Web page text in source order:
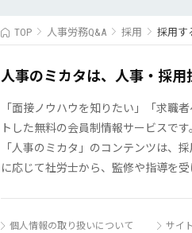
TOP 人事労務Q&A 採用 採用す
人事のミカタは、人事・採用
「面接ノウハウを知りたい」「求職
トした無料の会員制情報サービスです
「人事のミカタ」のコンテンツは、
に応じて社労士から、監修や指導を
個人情報の取り扱いについて サイ